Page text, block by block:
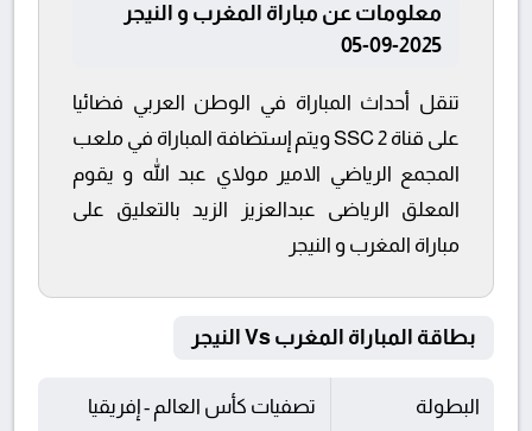
معلومات عن مباراة المغرب و النيجر
2025-09-05
تنقل أحداث المباراة في الوطن العربي فضائيا
على قناة SSC 2 ويتم إستضافة المباراة في ملعب
المجمع الرياضي الامير مولاي عبد الله و يقوم
المعلق الرياضى عبدالعزيز الزيد بالتعليق على
مباراة المغرب و النيجر
بطاقة المباراة المغرب Vs النيجر
البطولة تصفيات كأس العالم - إفريقيا